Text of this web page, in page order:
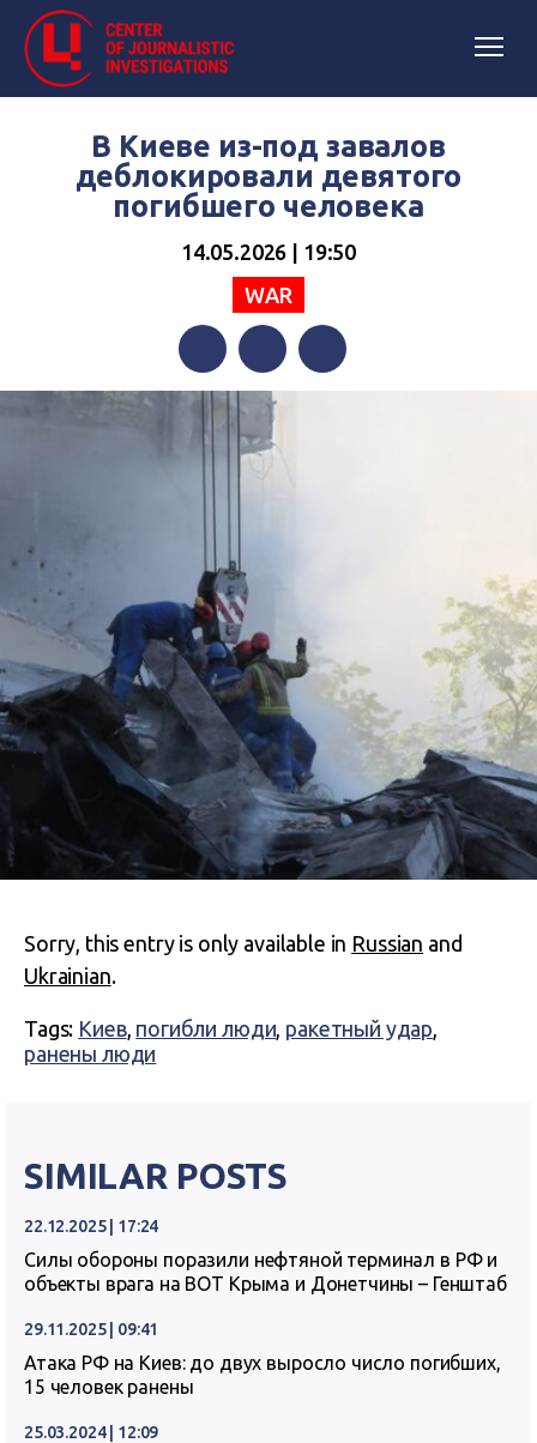
В Киеве из-под завалов
деблокировали девятого
погибшего человека
14.05.2026 | 19:50
WAR
FacebookTwitterTelegram
Sorry, this entry is only available in Russian and
Ukrainian.
Tags: Киев, погибли люди, ракетный удар,
ранены люди
SIMILAR POSTS
22.12.2025 | 17:24
Силы обороны поразили нефтяной терминал в РФ и
объекты врага на ВОТ Крыма и Донетчины – Генштаб
29.11.2025 | 09:41
Атака РФ на Киев: до двух выросло число погибших,
15 человек ранены
25.03.2024 | 12:09